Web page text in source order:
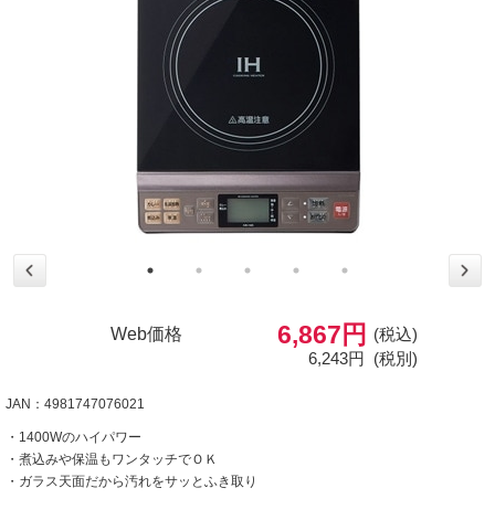
Web価格 6,867円
(税込)
6,243円 (税別)
JAN：4981747076021
・1400Wのハイパワー
・煮込みや保温もワンタッチでＯＫ
・ガラス天面だから汚れをサッとふき取り